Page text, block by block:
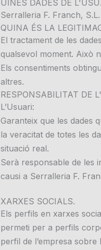
UINES DADES DE
Serralleria F. Franch,
QUINA ÉS LA
El tractament de les
qualsevol moment. Això
Els consentiments
altres.
RESPONSABILITAT DE
L’Usuari:
Garanteix que les dades
la veracitat de totes les
situació real.
Serà responsable de les
causi a Serralleria F.
XARXES SOCIALS.
Els perfils en xarxes
permeti per a perfils
perfil de l’empresa